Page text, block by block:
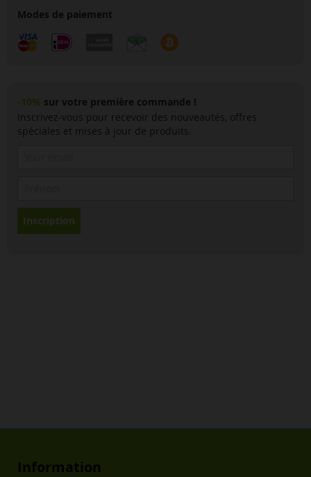
Modes de paiement
-10% sur votre première commande !
Inscrivez-vous pour recevoir des nouveautés, offres
spéciales et mises à jour de produits.
Inscription
Information